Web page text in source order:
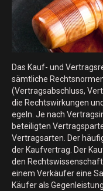
Das Kauf- und
sämtliche
(Vertragsabschluss,
die Rechtswirkungen
egeln. Je nach
beteiligten
Vertragsarten. Der
der Kaufvertrag. Der
den
einem Verkäufer eine
Käufer als